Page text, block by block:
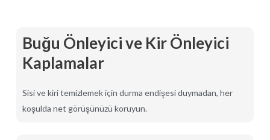
Buğu Önleyici ve Kir Önleyici
Kaplamalar
Sisi ve kiri temizlemek için durma endişesi duymadan, her
koşulda net görüşünüzü koruyun.